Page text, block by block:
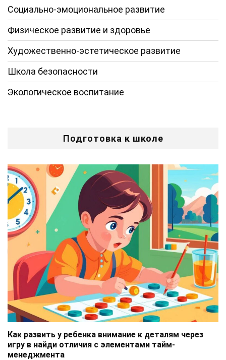
Социально-эмоциональное развитие
Физическое развитие и здоровье
Художественно-эстетическое развитие
Школа безопасности
Экологическое воспитание
Подготовка к школе
Как развить у ребенка внимание к деталям через
игру в найди отличия с элементами тайм-
менеджмента